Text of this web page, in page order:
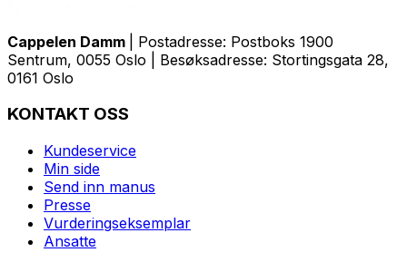
Cappelen Damm
| Postadresse: Postboks 1900
Sentrum, 0055 Oslo | Besøksadresse: Stortingsgata 28,
0161 Oslo
KONTAKT OSS
Kundeservice
Min side
Send inn manus
Presse
Vurderingseksemplar
Ansatte